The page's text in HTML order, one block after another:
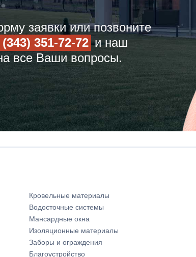
заявки или позвоните
(343) 351-72-72и наш
все Ваши вопросы.
Кровельные материалы
Водосточные системы
Мансардные окна
Изоляционные материалы
Заборы и ограждения
Благоустройство